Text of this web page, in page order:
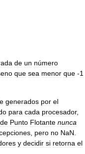
de un número
que sea menor que -1
generados por el
para cada procesador,
de Punto Flotante nunca
pero no NaN
y decidir si retorna el